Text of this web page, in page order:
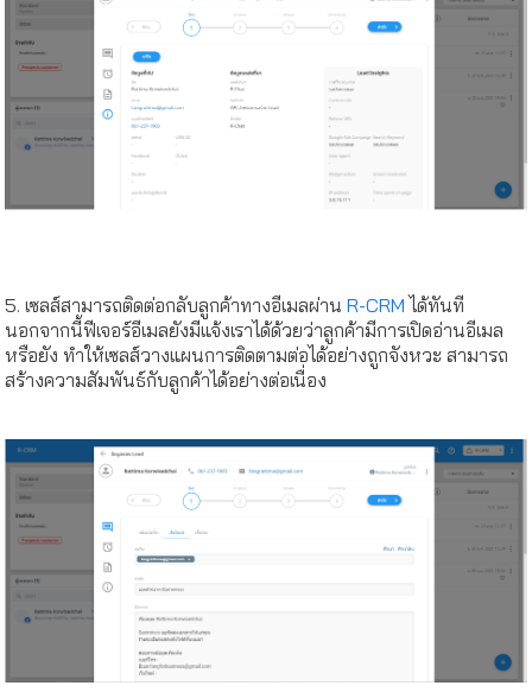
5. เซลส์สามารถติดต่อกลับลูกค้าทางอีเมลผ่านR-CRM ได้ทันที
นอกจากนี้ฟีเจอร์อีเมลยังมีแจ้งเราได้ด้วยว่าลูกค้ามีการเปิดอ่านอีเมล
หรือยัง ทำให้เซลส์วางแผนการติดตามต่อได้อย่างถูกจังหวะ สามารถ
สร้างความสัมพันธ์กับลูกค้าได้อย่างต่อเนื่อง